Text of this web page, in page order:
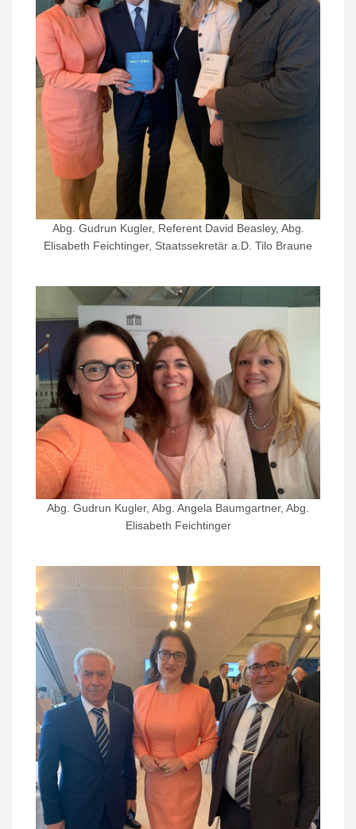
Abg. Gudrun Kugler, Referent David Beasley, Abg.
Elisabeth Feichtinger, Staatssekretär a.D. Tilo Braune
Abg. Gudrun Kugler, Abg. Angela Baumgartner, Abg.
Elisabeth Feichtinger